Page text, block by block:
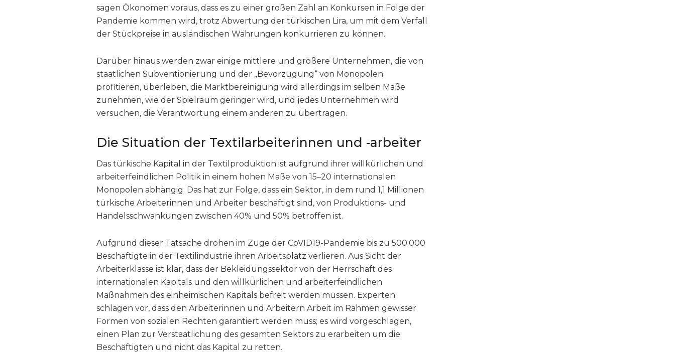
sagen Ökonomen voraus, dass es zu einer großen Zahl an Konkursen in Folge der
Pandemie kommen wird, trotz Abwertung der türkischen Lira, um mit dem Verfall
der Stückpreise in ausländischen Währungen konkurrieren zu können.
Darüber hinaus werden zwar einige mittlere und größere Unternehmen, die von
staatlichen Subventionierung und der „Bevorzugung“ von Monopolen
profitieren, überleben, die Marktbereinigung wird allerdings im selben Maße
zunehmen, wie der Spielraum geringer wird, und jedes Unternehmen wird
versuchen, die Verantwortung einem anderen zu übertragen.
Die Situation der Textilarbeiterinnen und ‑arbeiter
Das türkische Kapital in der Textilproduktion ist aufgrund ihrer willkürlichen und
arbeiterfeindlichen Politik in einem hohen Maße von 15–20 internationalen
Monopolen abhängig. Das hat zur Folge, dass ein Sektor, in dem rund 1,1 Millionen
türkische Arbeiterinnen und Arbeiter beschäftigt sind, von Produktions- und
Handelsschwankungen zwischen 40% und 50% betroffen ist.
Aufgrund dieser Tatsache drohen im Zuge der CoVID19-Pandemie bis zu 500.000
Beschäftigte in der Textilindustrie ihren Arbeitsplatz verlieren. Aus Sicht der
Arbeiterklasse ist klar, dass der Bekleidungssektor von der Herrschaft des
internationalen Kapitals und den willkürlichen und arbeiterfeindlichen
Maßnahmen des einheimischen Kapitals befreit werden müssen. Experten
schlagen vor, dass den Arbeiterinnen und Arbeitern Arbeit im Rahmen gewisser
Formen von sozialen Rechten garantiert werden muss; es wird vorgeschlagen,
einen Plan zur Verstaatlichung des gesamten Sektors zu erarbeiten um die
Beschäftigten und nicht das Kapital zu retten.